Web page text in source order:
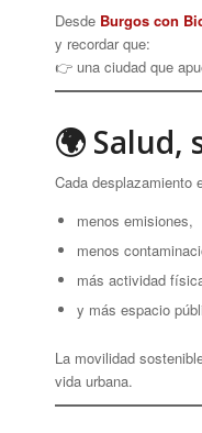
Desde Burgos con
y recordar que:
👉 una ciudad que
🌍 Salud,
Cada desplazamiento
menos emisiones,
menos
más actividad
y más espacio
La movilidad
vida urbana.